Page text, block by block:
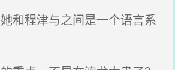
和程津与之间是一个语言系